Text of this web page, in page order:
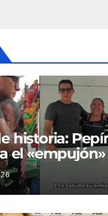
historia:
el
el negocio de
Alberto